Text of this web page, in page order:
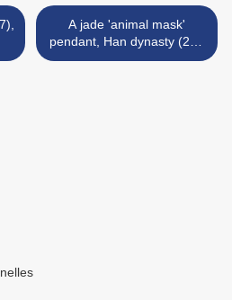
A jade 'animal mask'
pendant, Han dynasty (206
BC-220 AD) >